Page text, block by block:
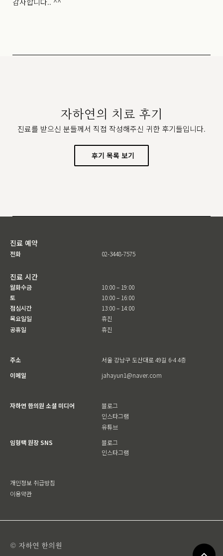
자하연의 치료 후기
진료를 받으신 분들께서 직접 작성해주신 귀한 후기들입니다.
후기 목록 보기
진료 예약
전화 02-3448-7575
진료 시간
월화수금
토
점심시간
목요일일
공휴일
10:00 – 19:00
10:00 – 16:00
13:00 – 14:00
휴진
휴진
주소
서울 강남구 도산대로 49길 6-4 4층
이메일
jahayun1@naver.com
자하연 한의원 소셜 미디어
블로그
인스타그램
유튜브
임형택 원장 SNS
블로그
인스타그램
개인정보 취급방침
이용약관
© 자하연 한의원